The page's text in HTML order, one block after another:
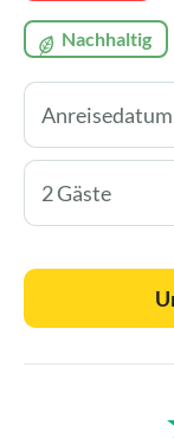
Nachhaltig
2 Gäste